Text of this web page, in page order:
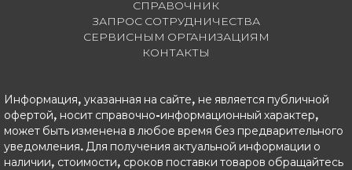
СПРАВОЧНИК
ЗАПРОС СОТРУДНИЧЕСТВА
СЕРВИСНЫМ ОРГАНИЗАЦИЯМ
КОНТАКТЫ
Информация, указанная на сайте, не является публичной
офертой, носит справочно-информационный характер,
может быть изменена в любое время без предварительного
уведомления. Для получения актуальной информации о
наличии, стоимости, сроков поставки товаров обращайтесь